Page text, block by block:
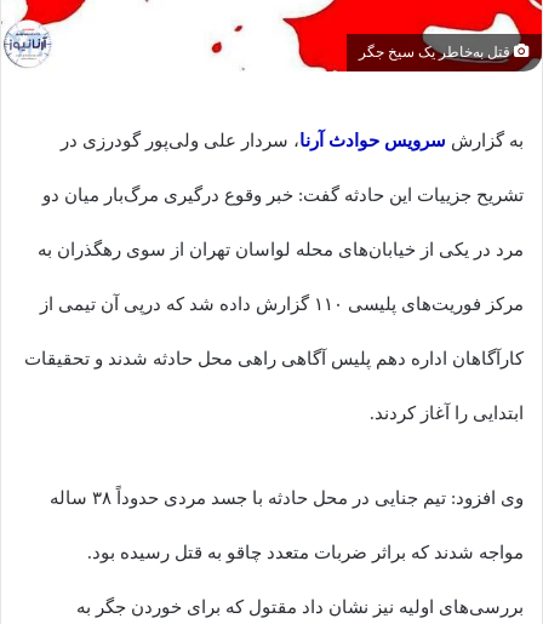
قتل به‌خاطر یک سیخ جگر
به گزارش سرویس حوادث آرنا، سردار علی ‌ولی‌پور گودرزی در
تشریح جزییات این حادثه گفت:‌ خبر وقوع درگیری مرگ‌بار میان دو
مرد در یکی از خیابان‌های محله لواسان تهران از سوی رهگذران به
مرکز فوریت‌های پلیسی ۱۱۰ گزارش داده شد که درپی آن تیمی از
کارآگاهان اداره دهم پلیس آگاهی راهی محل حادثه شدند و تحقیقات
ابتدایی را آغاز کردند.
وی افزود: تیم جنایی در محل حادثه با جسد مردی حدوداً ۳۸ ساله
مواجه شدند که براثر ضربات متعدد چاقو به قتل رسیده بود.
بررسی‌های اولیه نیز نشان داد مقتول که برای خوردن جگر به